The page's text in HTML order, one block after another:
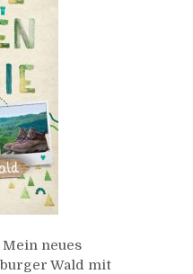
neues
Wald mit